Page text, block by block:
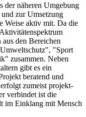
der näheren Umgebung
zur Umsetzung
Weise aktiv mit. Da die
den Bereichen
"Sport
zusammen. Neben
gibt es ein
beratend und
zumeist projekt-
verbindet ist die
im Einklang mit Mensch